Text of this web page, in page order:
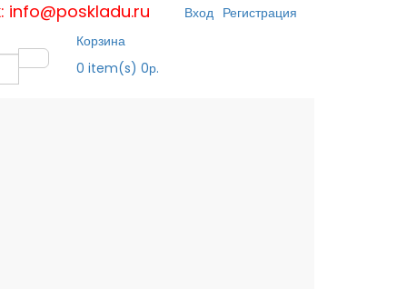
info@poskladu.ru Вход Регистрация
Корзина
0 item(s) 0р.